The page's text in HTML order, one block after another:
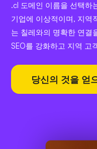
.cl 도메인 이름을 선택하
기업에 이상적이며, 지역
는 칠레와의 명확한 연결
SEO를 강화하고 지역 고
당신의 것을 얻